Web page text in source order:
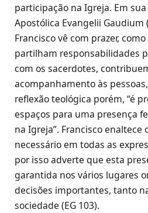
participação na Igreja. Em
Apostólica Evangelii Gaudium
Francisco vê com prazer,
partilham responsabilidades
com os sacerdotes,
acompanhamento às
reflexão teológica porém, “é
espaços para uma presença
na Igreja”. Francisco enaltece
necessário em todas as
por isso adverte que esta
garantida nos vários lugares
decisões importantes, tanto
sociedade (EG 103).